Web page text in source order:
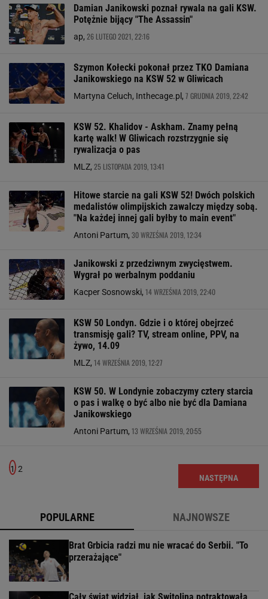
Damian Janikowski poznał rywala na gali KSW.
Potężnie bijący "The Assassin"
ap, 26 LUTEGO 2021, 22:16
Szymon Kołecki pokonał przez TKO Damiana
Janikowskiego na KSW 52 w Gliwicach
Martyna Celuch, Inthecage.pl, 7 GRUDNIA 2019, 22:42
KSW 52. Khalidov - Askham. Znamy pełną
kartę walk! W Gliwicach rozstrzygnie się
rywalizacja o pas
MLZ, 25 LISTOPADA 2019, 13:41
Hitowe starcie na gali KSW 52! Dwóch polskich
medalistów olimpijskich zawalczy między sobą.
"Na każdej innej gali byłby to main event"
Antoni Partum, 30 WRZEŚNIA 2019, 12:34
Janikowski z przedziwnym zwycięstwem.
Wygrał po werbalnym poddaniu
Kacper Sosnowski, 14 WRZEŚNIA 2019, 22:40
KSW 50 Londyn. Gdzie i o której obejrzeć
transmisję gali? TV, stream online, PPV, na
żywo, 14.09
MLZ, 14 WRZEŚNIA 2019, 12:27
KSW 50. W Londynie zobaczymy cztery starcia
o pas i walkę o być albo nie być dla Damiana
Janikowskiego
Antoni Partum, 13 WRZEŚNIA 2019, 20:55
1 2
NASTĘPNA
POPULARNE NAJNOWSZE
Brat Grbicia radzi mu nie wracać do Serbii. "To
przerażające"